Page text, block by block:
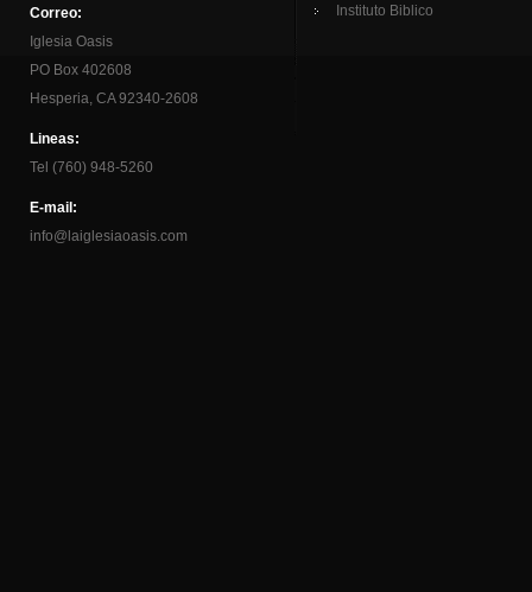
Correo:
Iglesia Oasis
PO Box 402608
Hesperia, CA 92340-2608
Lineas:
Tel (760) 948-5260
E-mail:
info@laiglesiaoasis.com
Instituto Biblico